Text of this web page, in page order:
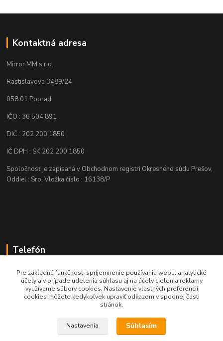
Kontaktná adresa
Mirror MM s.r.o.
Rastislavova 3489/24
058 01 Poprad
IČO : 36 504 891
DIČ : 202 200 1850
IČ DPH : SK 202 200 1850
Spoločnosť je zapísaná v Obchodnom registri Okresného súdu Prešov,
Oddiel : Sro, Vložka číslo : 16138/P
Telefón
+421 905 622 625
obchod@nozeplus.sk
Pre základnú funkčnosť, spríjemnenie používania webu, analytické
účely a v prípade udelenia súhlasu aj na účely cielenia reklamy
využívame súbory cookies. Nastavenie vlastných preferencií
cookies môžete kedykoľvek upraviť odkazom v spodnej časti
stránok.
Nastavenia Súhlasím